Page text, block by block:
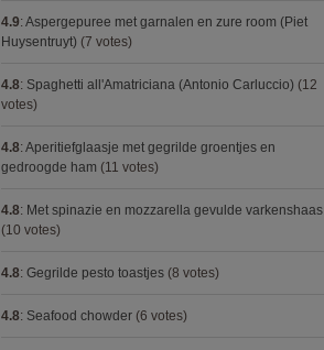
4.9: Aspergepuree met garnalen en zure room (Piet
Huysentruyt) (7 votes)
4.8: Spaghetti all'Amatriciana (Antonio Carluccio) (12
votes)
4.8: Aperitiefglaasje met gegrilde groentjes en
gedroogde ham (11 votes)
4.8: Met spinazie en mozzarella gevulde varkenshaas
(10 votes)
4.8: Gegrilde pesto toastjes (8 votes)
4.8: Seafood chowder (6 votes)